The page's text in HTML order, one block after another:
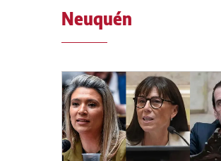
Neuquén